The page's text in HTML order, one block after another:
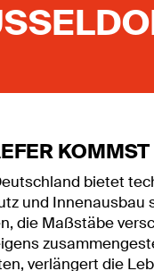
KOMMST
bietet
und Innenausbau
die Maßstäbe
verlängert die